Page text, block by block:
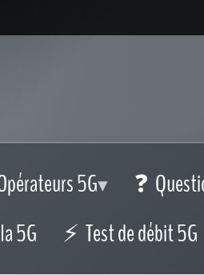
5G
5G
Test de débit 5G